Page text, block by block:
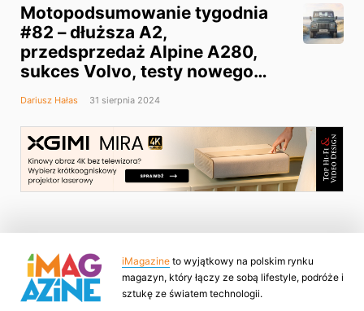
Motopodsumowanie tygodnia
#82 – dłuższa A2,
przedsprzedaż Alpine A280,
sukces Volvo, testy nowego
Mercedes-AMG, Bentley
i kultowy Defender
Dariusz Hałas 31 sierpnia 2024
iMagazine to wyjątkowy na polskim rynku
magazyn, który łączy ze sobą lifestyle, podróże i
sztukę ze światem technologii.